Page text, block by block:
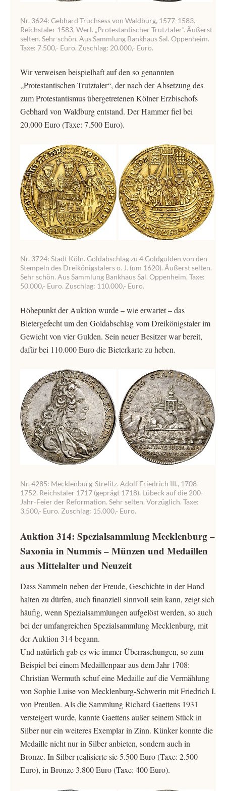
Nr. 3624: Gebhard Truchsess von Waldburg, 1577-1583.
Reichstaler 1583, Werl. „Protestantischer Trutztaler“. Äußerst
selten. Sehr schön. Aus Sammlung Bankhaus Sal. Oppenheim.
Taxe: 7.500,- Euro. Zuschlag: 20.000,- Euro.
Wir verweisen beispielhaft auf den so genannten
„Protestantischen Trutztaler“, der nach der Absetzung des
zum Protestantismus übergetretenen Kölner Erzbischofs
Gebhard von Waldburg entstand. Der Hammer fiel bei
20.000 Euro (Taxe: 7.500 Euro).
Nr. 3724: Stadt Köln. Goldabschlag zu 4 Goldgulden von den
Stempeln des Dreikönigstalers o. J. (um 1620). Äußerst selten.
Sehr schön. Aus Sammlung Bankhaus Sal. Oppenheim. Taxe:
50.000,- Euro. Zuschlag: 110.000,- Euro.
Höhepunkt der Auktion wurde – wie erwartet – das
Bietergefecht um den Goldabschlag vom Dreikönigstaler im
Gewicht von vier Gulden. Sein neuer Besitzer war bereit,
dafür bei 110.000 Euro die Bieterkarte zu heben.
Nr. 4285: Mecklenburg-Strelitz. Adolf Friedrich III., 1708-
1752. Reichstaler 1717 (geprägt 1718), Lübeck auf die 200-
Jahr-Feier der Reformation. Sehr selten. Vorzüglich. Taxe:
3.500,- Euro. Zuschlag: 15.000,- Euro.
Auktion 314: Spezialsammlung Mecklenburg –
Saxonia in Nummis – Münzen und Medaillen
aus Mittelalter und Neuzeit
Dass Sammeln neben der Freude, Geschichte in der Hand
halten zu dürfen, auch finanziell sinnvoll sein kann, zeigt sich
häufig, wenn Spezialsammlungen aufgelöst werden, so auch
bei der umfangreichen Spezialsammlung Mecklenburg, mit
der Auktion 314 begann.
Und natürlich gab es wie immer Überraschungen, so zum
Beispiel bei einem Medaillenpaar aus dem Jahr 1708:
Christian Wermuth schuf eine Medaille auf die Vermählung
von Sophie Luise von Mecklenburg-Schwerin mit Friedrich I.
von Preußen. Als die Sammlung Richard Gaettens 1931
versteigert wurde, kannte Gaettens außer seinem Stück in
Silber nur ein weiteres Exemplar in Zinn. Künker konnte die
Medaille nicht nur in Silber anbieten, sondern auch in
Bronze. In Silber realisierte sie 5.500 Euro (Taxe: 2.500
Euro), in Bronze 3.800 Euro (Taxe: 400 Euro).